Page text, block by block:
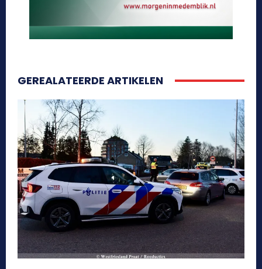
GEREALATEERDE ARTIKELEN